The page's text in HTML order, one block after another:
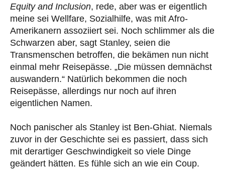
Equity and Inclusion, rede, aber was er eigentlich
meine sei Wellfare, Sozialhilfe, was mit Afro-
Amerikanern assoziiert sei. Noch schlimmer als die
Schwarzen aber, sagt Stanley, seien die
Transmenschen betroffen, die bekämen nun nicht
einmal mehr Reisepässe. „Die müssen demnächst
auswandern.“ Natürlich bekommen die noch
Reisepässe, allerdings nur noch auf ihren
eigentlichen Namen.
Noch panischer als Stanley ist Ben-Ghiat. Niemals
zuvor in der Geschichte sei es passiert, dass sich
mit derartiger Geschwindigkeit so viele Dinge
geändert hätten. Es fühle sich an wie ein Coup.